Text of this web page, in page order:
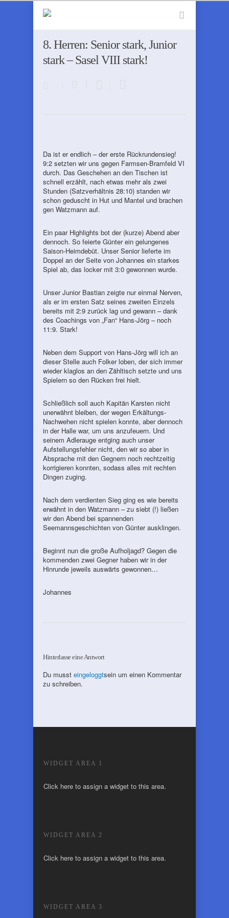
8. Herren: Senior stark, Junior
stark – Sasel VIII stark!
Da ist er endlich – der erste Rückrundensieg!
9:2 setzten wir uns gegen Farmsen-Bramfeld VI
durch. Das Geschehen an den Tischen ist
schnell erzählt, nach etwas mehr als zwei
Stunden (Satzverhältnis 28:10) standen wir
schon geduscht in Hut und Mantel und brachen
gen Watzmann auf.
Ein paar Highlights bot der (kurze) Abend aber
dennoch. So feierte Günter ein gelungenes
Saison-Heimdebüt. Unser Senior lieferte im
Doppel an der Seite von Johannes ein starkes
Spiel ab, das locker mit 3:0 gewonnen wurde.
Unser Junior Bastian zeigte nur einmal Nerven,
als er im ersten Satz seines zweiten Einzels
bereits mit 2:9 zurück lag und gewann – dank
des Coachings von „Fan“ Hans-Jörg – noch
11:9. Stark!
Neben dem Support von Hans-Jörg will ich an
dieser Stelle auch Folker loben, der sich immer
wieder klaglos an den Zähltisch setzte und uns
Spielern so den Rücken frei hielt.
Schließlich soll auch Kapitän Karsten nicht
unerwähnt bleiben, der wegen Erkältungs-
Nachwehen nicht spielen konnte, aber dennoch
in der Halle war, um uns anzufeuern. Und
seinem Adlerauge entging auch unser
Aufstellungsfehler nicht, den wir so aber in
Absprache mit den Gegnern noch rechtzeitig
korrigieren konnten, sodass alles mit rechten
Dingen zuging.
Nach dem verdienten Sieg ging es wie bereits
erwähnt in den Watzmann – zu siebt (!) ließen
wir den Abend bei spannenden
Seemannsgeschichten von Günter ausklingen.
Beginnt nun die große Aufholjagd? Gegen die
kommenden zwei Gegner haben wir in der
Hinrunde jeweils auswärts gewonnen…
Johannes
Hinterlasse eine Antwort
Du musst eingeloggtsein um einen Kommentar
zu schreiben.
WIDGET AREA 1
Click here to assign a widget to this area.
WIDGET AREA 2
Click here to assign a widget to this area.
WIDGET AREA 3